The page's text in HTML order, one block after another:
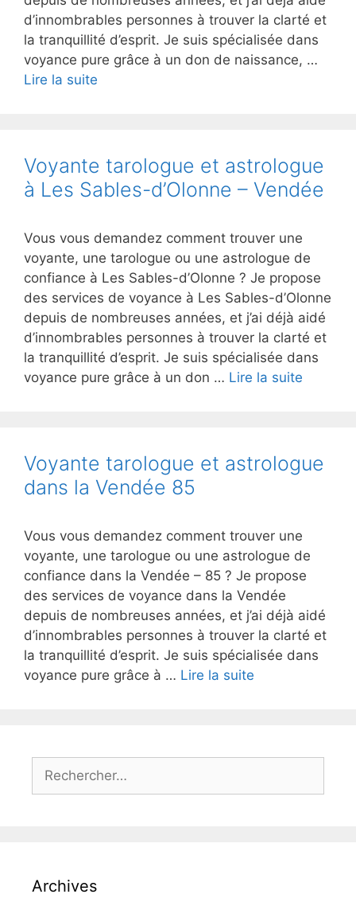
d’innombrables personnes à trouver la clarté et
la tranquillité d’esprit. Je suis spécialisée dans
voyance pure grâce à un don de naissance, …
Lire la suite
Voyante tarologue et astrologue
à Les Sables-d’Olonne – Vendée
Vous vous demandez comment trouver une
voyante, une tarologue ou une astrologue de
confiance à Les Sables-d’Olonne ? Je propose
des services de voyance à Les Sables-d’Olonne
depuis de nombreuses années, et j’ai déjà aidé
d’innombrables personnes à trouver la clarté et
la tranquillité d’esprit. Je suis spécialisée dans
voyance pure grâce à un don … Lire la suite
Voyante tarologue et astrologue
dans la Vendée 85
Vous vous demandez comment trouver une
voyante, une tarologue ou une astrologue de
confiance dans la Vendée – 85 ? Je propose
des services de voyance dans la Vendée
depuis de nombreuses années, et j’ai déjà aidé
d’innombrables personnes à trouver la clarté et
la tranquillité d’esprit. Je suis spécialisée dans
voyance pure grâce à … Lire la suite
Archives